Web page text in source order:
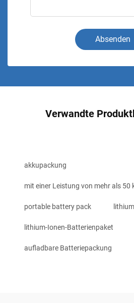
Absenden
Verwandte
akkupackung
mit einer Leistung von mehr als 50
portable battery pack
lithium-Ionen-Batterienpaket
aufladbare Batteriepackung